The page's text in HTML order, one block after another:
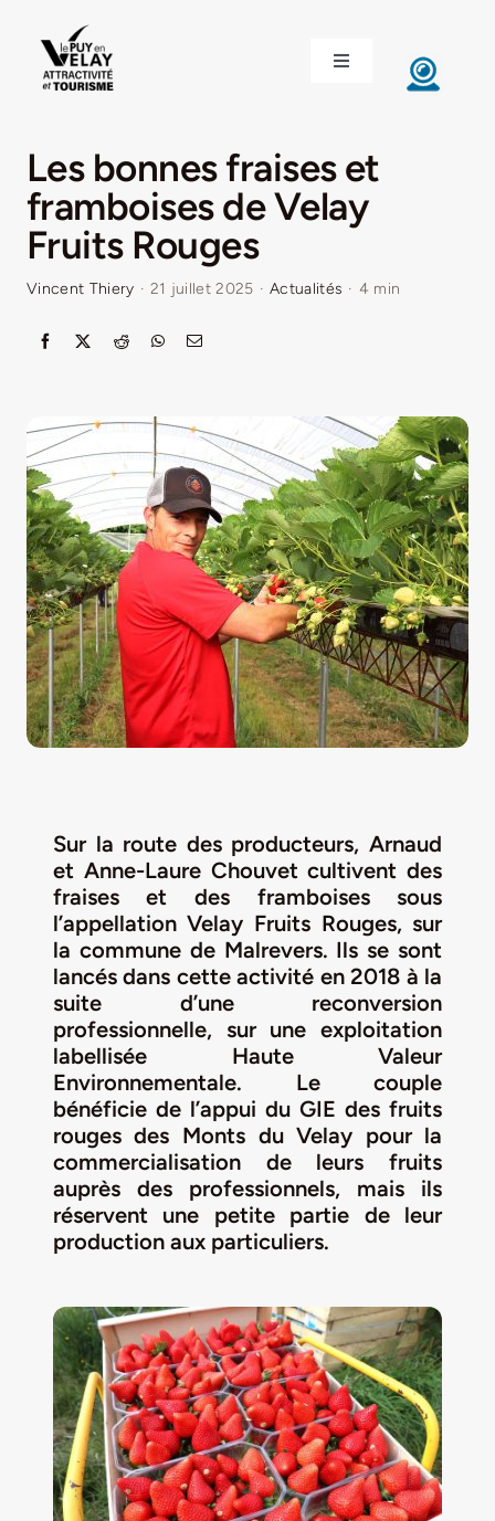
contenu
Toggle
Navigation
DÉCOUVRIR LE VELAY
INVESTIR EN VELAY
ÉTUDIER EN VELAY
LE VELAY RECRUTE
LA ROUTE DES PRODUCTEURS
NOUS CONTACTER
Rechercher:
Nouveau Magazine EnVelay
Jeu concours – Gagnez votre bûche de Noël 2025
Les bonnes fraises et
framboises de Velay
Fruits Rouges
Vincent Thiery · 21 juillet 2025 · Actualités · 4 min
Sur la route des producteurs,Arnaud
et Anne-Laure Chouvetcultivent des
fraises et des framboises sous
l’appellation Velay Fruits Rouges, sur
la commune de Malrevers. Ils se sont
lancés dans cette activité en 2018 à la
suite d’une reconversion
professionnelle, sur une exploitation
labellisée Haute Valeur
Environnementale. Le couple
bénéficie de l’appui du GIE des fruits
rouges des Monts du Velay pour la
commercialisation de leurs fruits
auprès des professionnels, mais ils
réservent une petite partie de leur
production aux particuliers.